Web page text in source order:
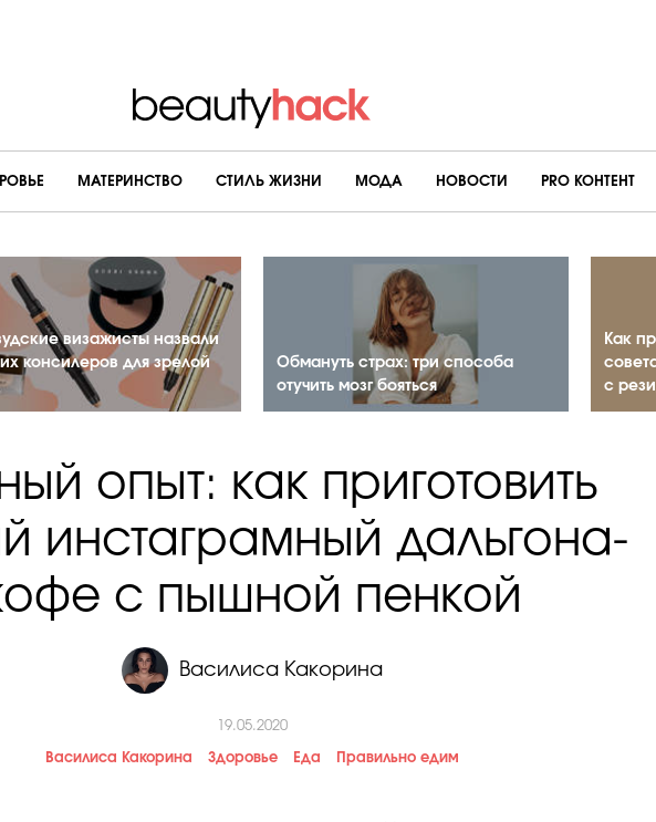
МАТЕРИНСТВО CТИЛЬ ЖИЗНИ МОДА НОВОСТИ PRO КОНТЕНТ
визажисты назвали
консилеров для зрелой
Обмануть страх: три способа
отучить мозг бояться
Как
с
опыт: как приготовить
инстаграмный дальгона-
с пышной пенкой
Василиса Какорина
19.05.2020
Василиса Какорина Здоровье Еда Правильно едим